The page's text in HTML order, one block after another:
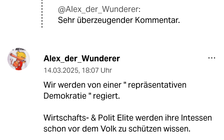
@Alex_der_Wunderer:
Sehr überzeugender Kommentar.
Alex_der_Wunderer
14.03.2025, 18:07 Uhr
Wir werden von einer " repräsentativen
Demokratie " regiert.
Wirtschafts- & Polit Elite werden ihre Intessen
schon vor dem Volk zu schützen wissen.